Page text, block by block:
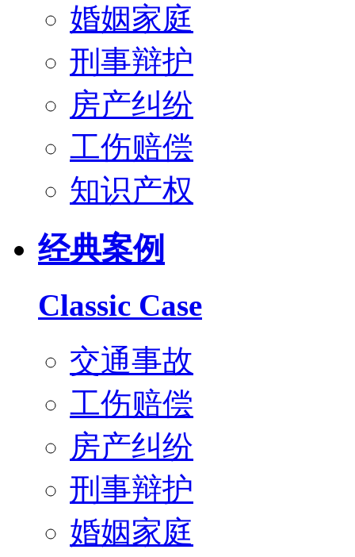
婚姻家庭
刑事辩护
房产纠纷
工伤赔偿
知识产权
经典案例
Classic Case
交通事故
工伤赔偿
房产纠纷
刑事辩护
婚姻家庭